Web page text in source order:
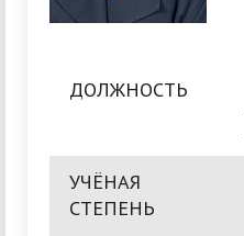
ДОЛЖНОСТЬ
УЧЁНАЯ
СТЕПЕНЬ